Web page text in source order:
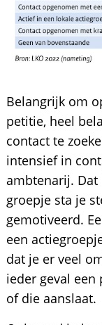
Belangrijk om
petitie, heel
contact te
intensief in
ambtenarij. Dat
groepje sta je
gemotiveerd.
een
dat je er veel
ieder geval een
of die aanslaat.